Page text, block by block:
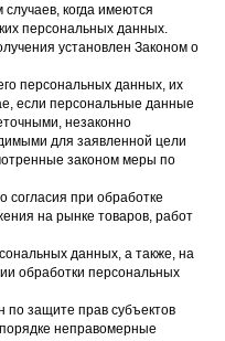
когда имеются
персональных данных.
установлен Законом о
персональных данных, их
если персональные данные
незаконно
для заявленной цели
законом меры по
согласия при обработке
на рынке товаров, работ
данных, а также, на
обработки персональных
защите прав субъектов
неправомерные